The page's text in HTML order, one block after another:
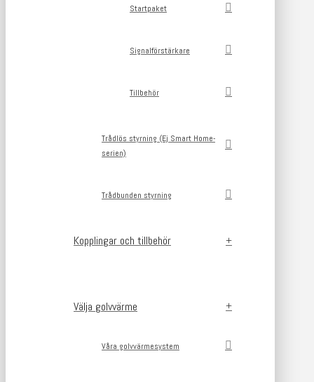
Startpaket
Signalförstärkare
Tillbehör
Trådlös styrning (Ej Smart Home-
serien)
Trådbunden styrning
Kopplingar och tillbehör
Välja golvvärme
Våra golvvärmesystem